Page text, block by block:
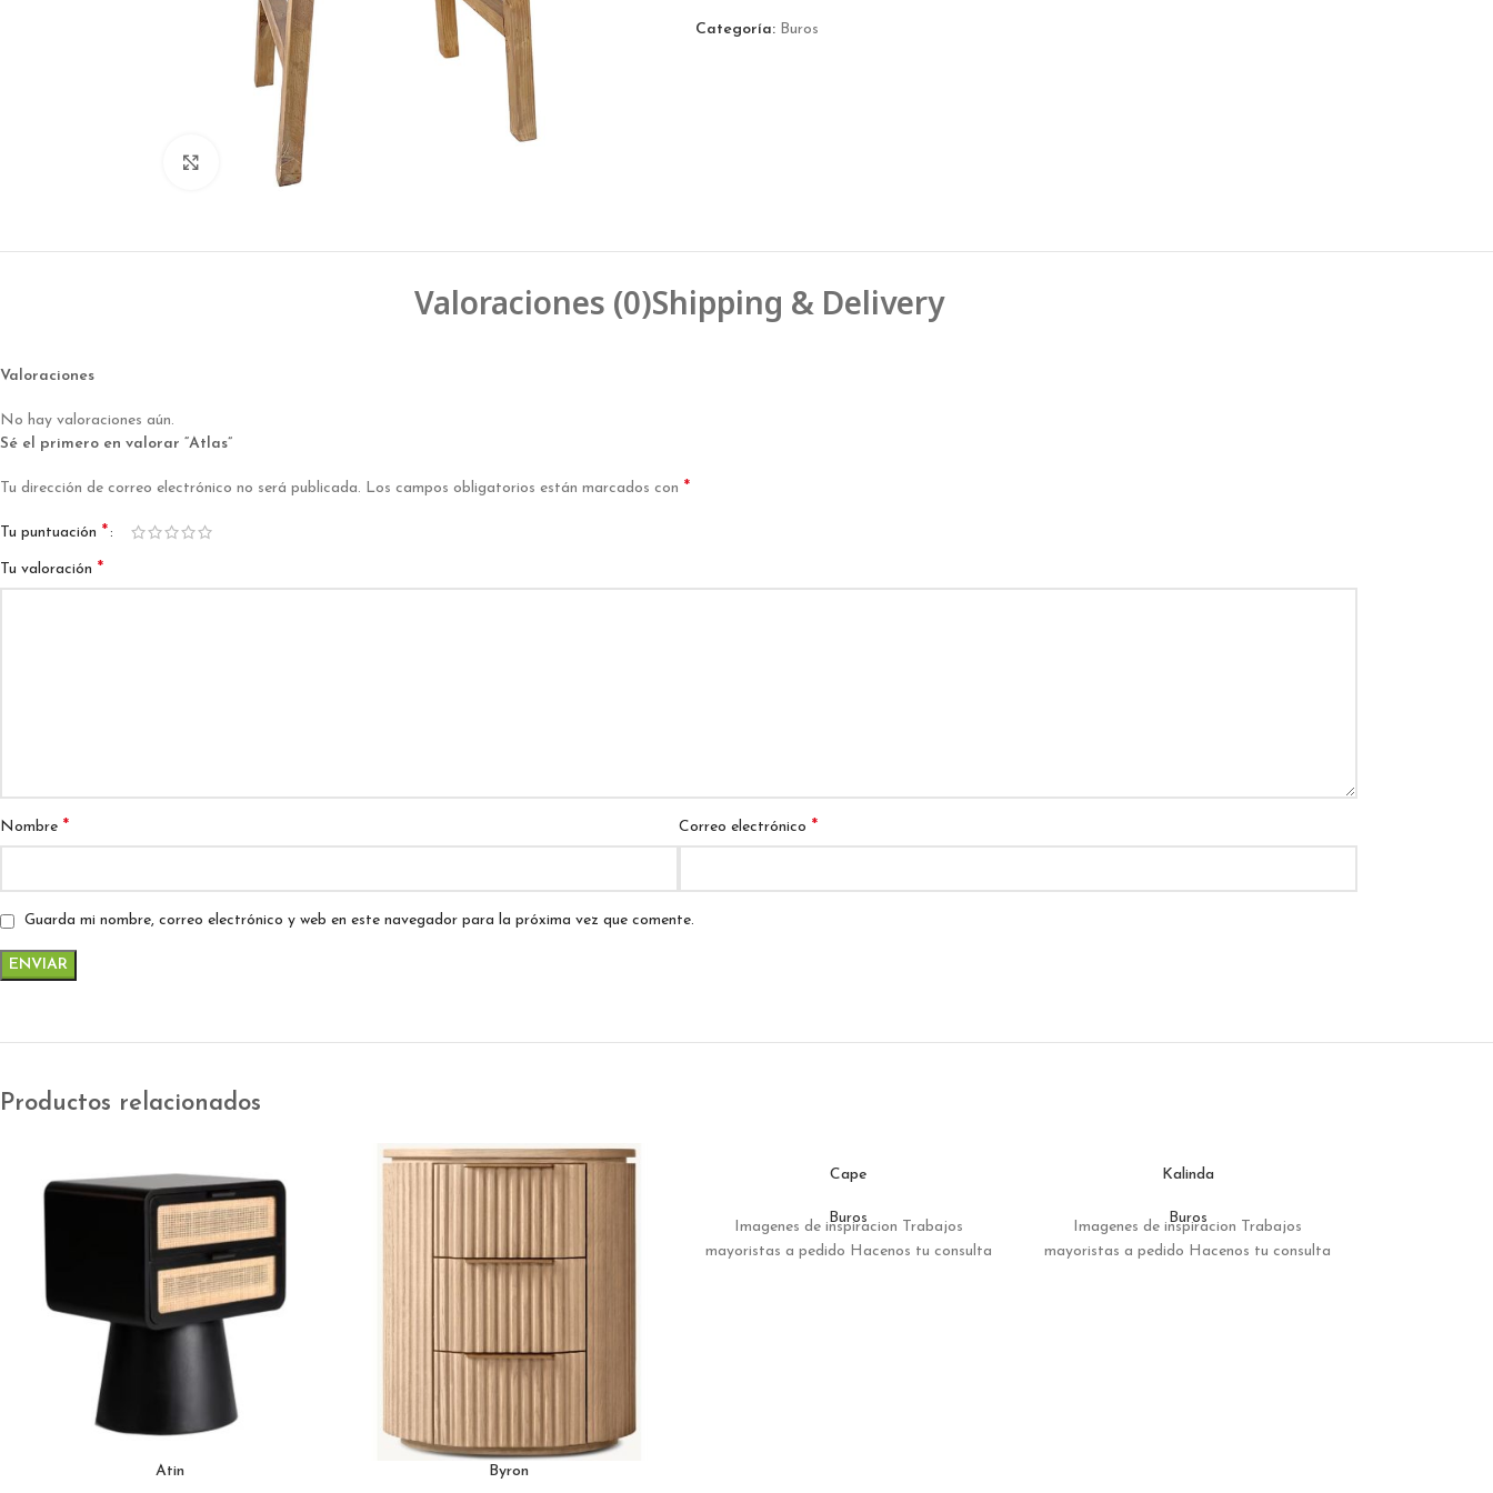
Click to enlarge
Categoría: Buros
Valoraciones (0)Shipping & Delivery
Valoraciones
No hay valoraciones aún.
Sé el primero en valorar “Atlas”
Tu dirección de correo electrónico no será publicada. Los campos obligatorios están marcados con *
Tu puntuación *
Tu valoración *
Nombre * Correo electrónico *
Guarda mi nombre, correo electrónico y web en este navegador para la próxima vez que comente.
Productos relacionados
Atin Byron
Cape
Buros
Imagenes de inspiracion Trabajos
mayoristas a pedido Hacenos tu consulta
Kalinda
Buros
Imagenes de inspiracion Trabajos
mayoristas a pedido Hacenos tu consulta